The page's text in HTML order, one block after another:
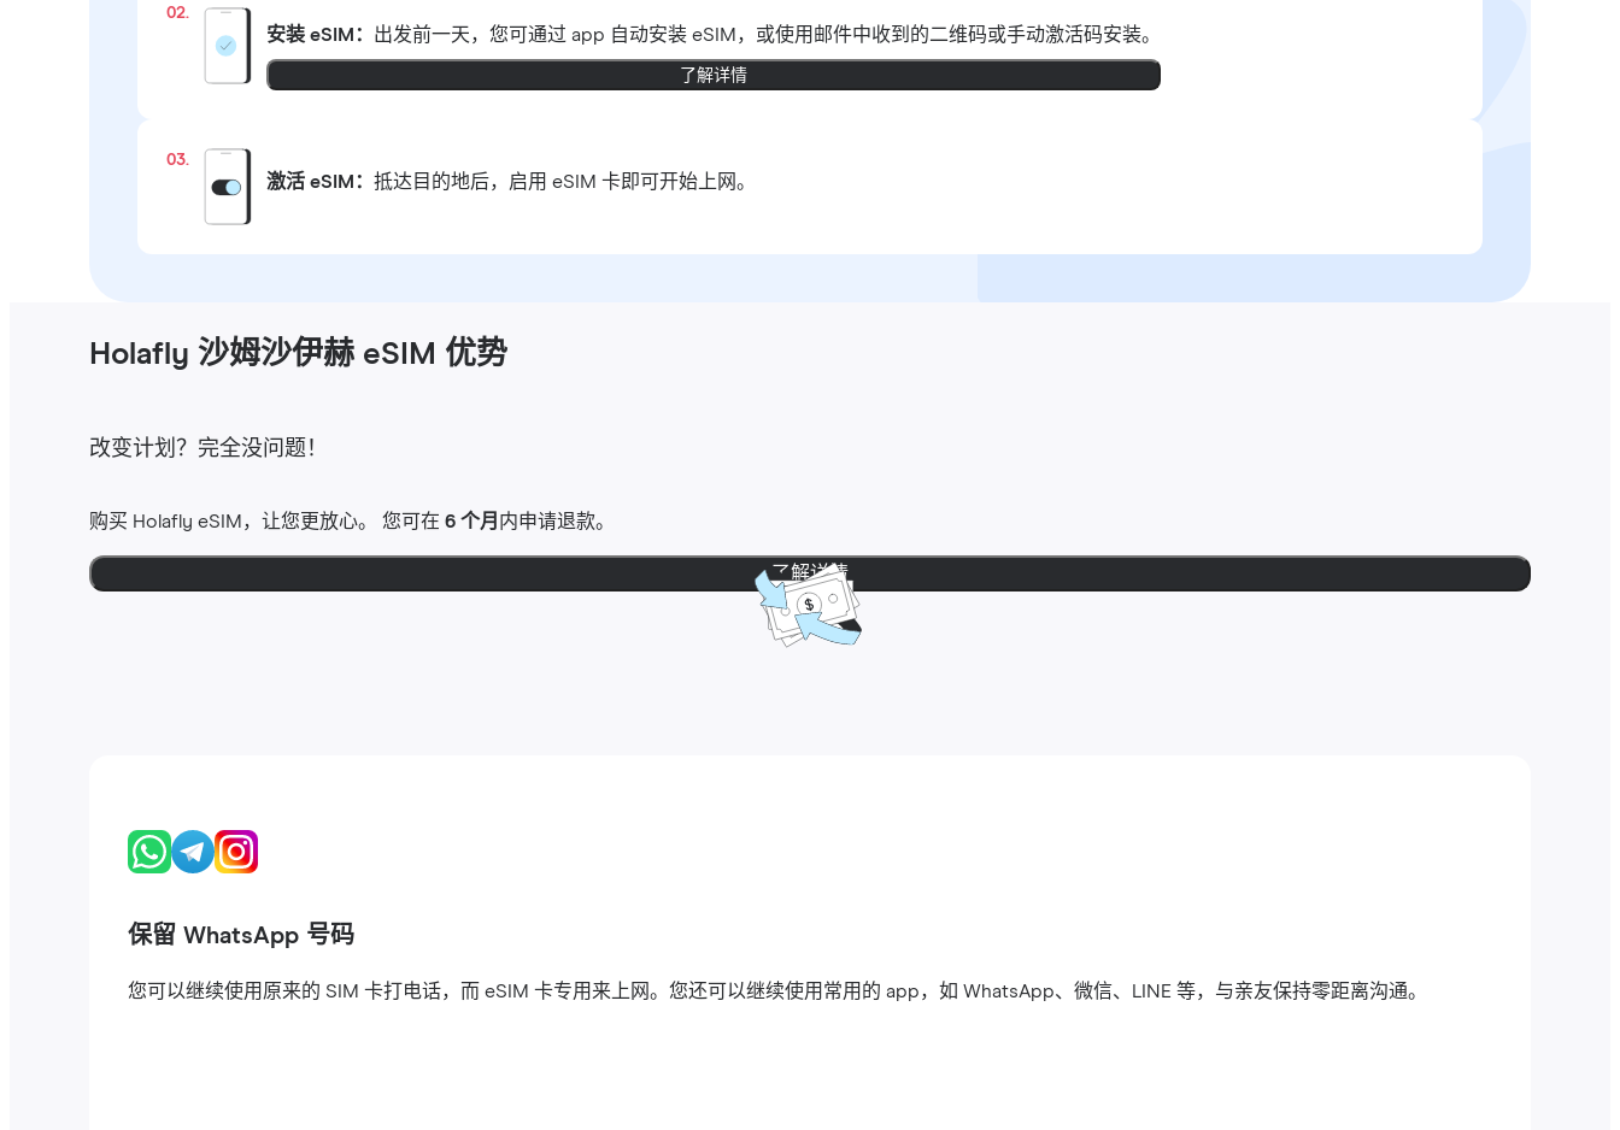
02.
安装 eSIM： 出发前一天，您可通过 app 自动安装 eSIM，或使用邮件中收到的二维码或手动激活码安装。
了解详情
03.
激活 eSIM：抵达目的地后，启用 eSIM 卡即可开始上网。
Holafly 沙姆沙伊赫 eSIM 优势
改变计划？完全没问题！
购买 Holafly eSIM，让您更放心。 您可在6 个月 内申请退款。
了解详情
保留 WhatsApp 号码
您可以继续使用原来的 SIM 卡打电话，而 eSIM 卡专用来上网。您还可以继续使用常用的 app，如 WhatsApp、微信、LINE 等，与亲友保持零距离沟通。